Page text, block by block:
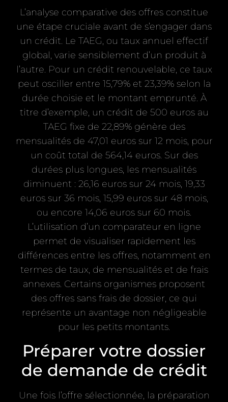
L’analyse comparative des offres constitue
une étape cruciale avant de s’engager dans
un crédit. Le TAEG, ou taux annuel effectif
global, varie sensiblement d’un produit à
l’autre. Pour un crédit renouvelable, ce taux
peut osciller entre 15,79% et 23,39% selon la
durée choisie et le montant emprunté. À
titre d’exemple, un crédit de 500 euros au
TAEG fixe de 22,89% génère des
mensualités de 47,01 euros sur 12 mois, pour
un coût total de 564,14 euros. Sur des
durées plus longues, les mensualités
diminuent : 26,16 euros sur 24 mois, 19,33
euros sur 36 mois, 15,99 euros sur 48 mois,
ou encore 14,06 euros sur 60 mois.
L’utilisation d’un comparateur en ligne
permet de visualiser rapidement les
différences entre les offres, notamment en
termes de taux, de mensualités et de frais
annexes. Certains organismes proposent
des offres sans frais de dossier, ce qui
représente un avantage non négligeable
pour les petits montants.
Préparer votre dossier
de demande de crédit
Une fois l’offre sélectionnée, la préparation